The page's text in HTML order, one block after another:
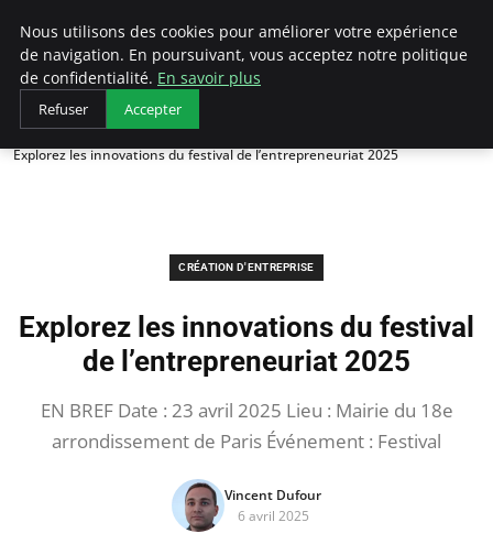
LECFCM
Accueil
Création d'entreprise
Explorez les innovations du festival de l’entrepreneuriat 2025
CRÉATION D'ENTREPRISE
Explorez les innovations du festival
de l’entrepreneuriat 2025
EN BREF Date : 23 avril 2025 Lieu : Mairie du 18e
arrondissement de Paris Événement : Festival
Vincent Dufour
6 avril 2025
Nous utilisons des cookies pour améliorer votre expérience
de navigation. En poursuivant, vous acceptez notre politique
de confidentialité. En savoir plus
Refuser Accepter